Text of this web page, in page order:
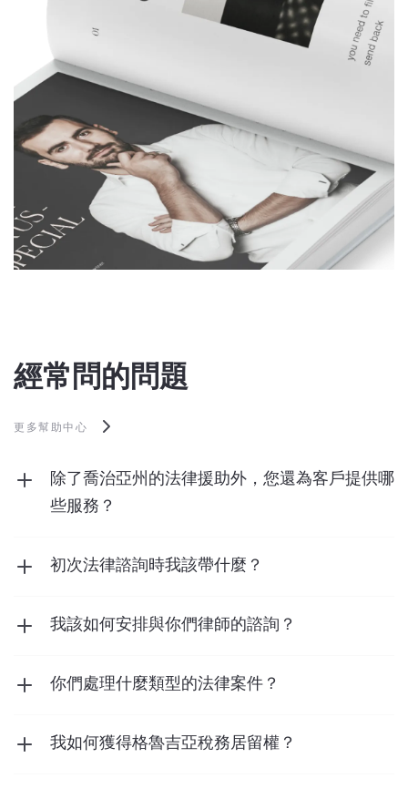
經常問的問題
更多幫助中心
除了喬治亞州的法律援助外，您還為客戶提供哪
些服務？
包括稅務服務、會計服務、 經紀服務
初次法律諮詢時我該帶什麼？
約或法院通知。這將使我們能夠更好地了解您的
我該如何安排與你們律師的諮詢？
公室預約諮詢。我們的團隊隨時準備為您提供所
你們處理什麼類型的法律案件？
法、勞力爭議、賭博、加密貨幣法
我如何獲得格魯吉亞稅務居留權？